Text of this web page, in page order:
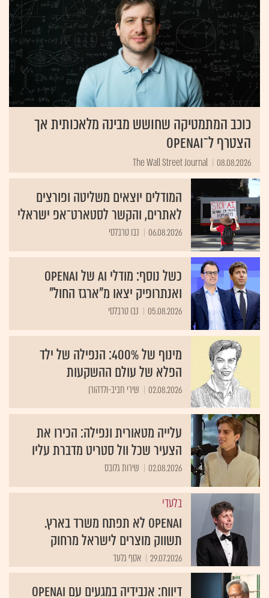
כוכב המתמטיקה שחושש מבינה מלאכותית אך
הצטרף ל־OpenAI
08.08.2026
The Wall Street Journal
המודלים יוצאים משליטה ופורצים
לאתרים, והקשר לסטארט־אפ ישראלי
06.08.2026 נבו טרבלסי
כשל נוסף: מודלי AI של OpenAI
ואנתרופיק יצאו מ"ארגז החול"
05.08.2026 נבו טרבלסי
מינוף של 400%: הנפילה של ילד
הפלא של עולם ההשקעות
02.08.2026 שירי חביב-ולדהורן
עלייה מטאורית ונפילה: הכירו את
הצעיר שכל וול סטריט מדברת עליו
02.08.2026 שירות גלובס
בלעדי
OpenAI לא תפתח משרד בארץ.
תשווק מוצרים לישראל מרחוק
29.07.2026 אסף גלעד
דיווח: אנבידיה במגעים עם OpenAI